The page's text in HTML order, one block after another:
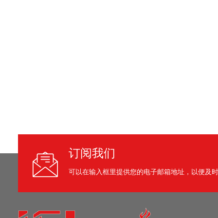
订阅我们
可以在输入框里提供您的电子邮箱地址，以便及